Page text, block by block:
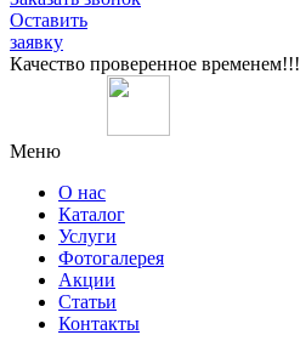
Оставить
заявку
Качество проверенное временем!!!
Меню
О нас
Каталог
Услуги
Фотогалерея
Акции
Статьи
Контакты